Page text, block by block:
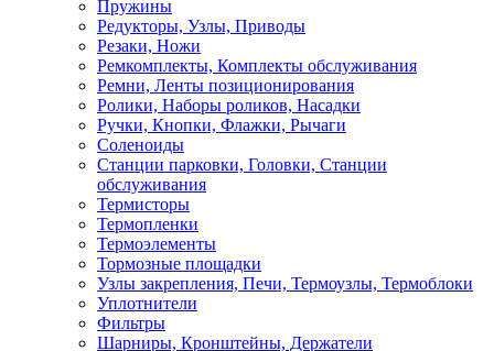
Пружины
Редукторы, Узлы, Приводы
Резаки, Ножи
Ремкомплекты, Комплекты обслуживания
Ремни, Ленты позиционирования
Ролики, Наборы роликов, Насадки
Ручки, Кнопки, Флажки, Рычаги
Соленоиды
Станции парковки, Головки, Станции
обслуживания
Термисторы
Термопленки
Термоэлементы
Тормозные площадки
Узлы закрепления, Печи, Термоузлы, Термоблоки
Уплотнители
Фильтры
Шарниры, Кронштейны, Держатели